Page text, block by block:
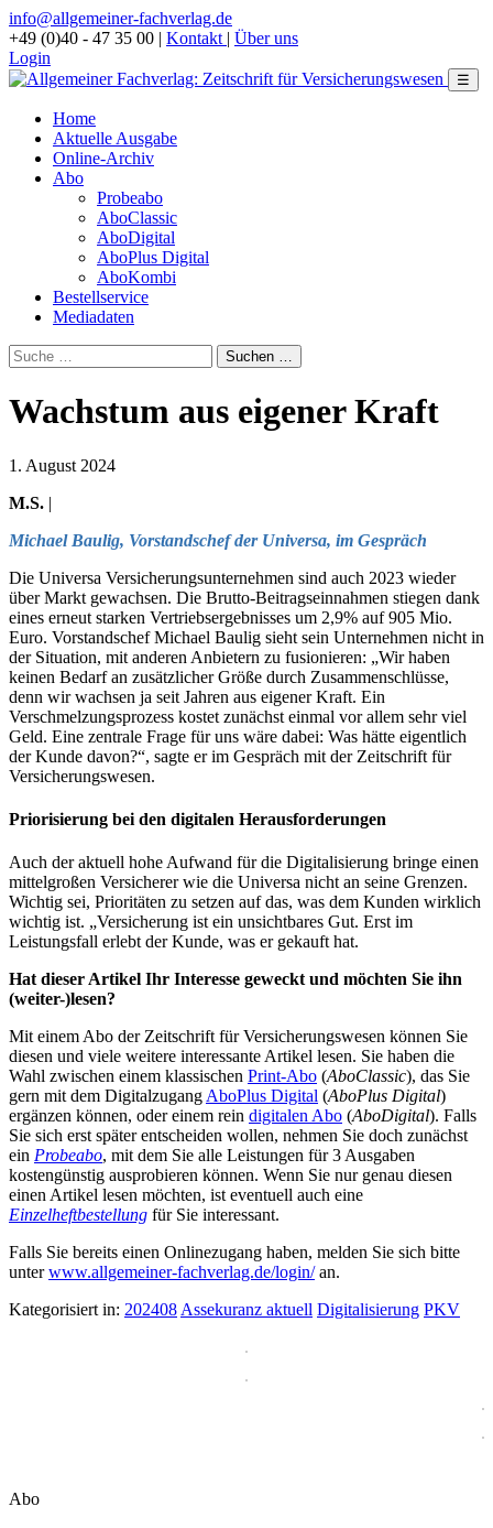
info@allgemeiner-fachverlag.de
+49 (0)40 - 47 35 00 | Kontakt | Über uns
Login
☰
Home
Aktuelle Ausgabe
Online-Archiv
Abo
Probeabo
AboClassic
AboDigital
AboPlus Digital
AboKombi
Bestellservice
Mediadaten
Wachstum aus eigener Kraft
1. August 2024
M.S. |
Michael Baulig, Vorstandschef der Universa, im Gespräch
Die Universa Versicherungsunternehmen sind auch 2023 wieder
über Markt gewachsen. Die Brutto-Beitragseinnahmen stiegen dank
eines erneut starken Vertriebsergebnisses um 2,9% auf 905 Mio.
Euro. Vorstandschef Michael Baulig sieht sein Unternehmen nicht in
der Situation, mit anderen Anbietern zu fusionieren: „Wir haben
keinen Bedarf an zusätzlicher Größe durch Zusammenschlüsse,
denn wir wachsen ja seit Jahren aus eigener Kraft. Ein
Verschmelzungsprozess kostet zunächst einmal vor allem sehr viel
Geld. Eine zentrale Frage für uns wäre dabei: Was hätte eigentlich
der Kunde davon?“, sagte er im Gespräch mit der Zeitschrift für
Versicherungswesen.
Priorisierung bei den digitalen Herausforderungen
Auch der aktuell hohe Aufwand für die Digitalisierung bringe einen
mittelgroßen Versicherer wie die Universa nicht an seine Grenzen.
Wichtig sei, Prioritäten zu setzen auf das, was dem Kunden wirklich
wichtig ist. „Versicherung ist ein unsichtbares Gut. Erst im
Leistungsfall erlebt der Kunde, was er gekauft hat.
Hat dieser Artikel Ihr Interesse geweckt und möchten Sie ihn
(weiter-)lesen?
Mit einem Abo der Zeitschrift für Versicherungswesen können Sie
diesen und viele weitere interessante Artikel lesen. Sie haben die
Wahl zwischen einem klassischen Print-Abo (AboClassic), das Sie
gern mit dem DigitalzugangAboPlus Digital (AboPlus Digital)
ergänzen können, oder einem rein digitalen Abo (AboDigital). Falls
Sie sich erst später entscheiden wollen, nehmen Sie doch zunächst
ein Probeabo, mit dem Sie alle Leistungen für 3 Ausgaben
kostengünstig ausprobieren können. Wenn Sie nur genau diesen
einen Artikel lesen möchten, ist eventuell auch eine
Einzelheftbestellung für Sie interessant.
Falls Sie bereits einen Onlinezugang haben, melden Sie sich bitte
unterwww.allgemeiner-fachverlag.de/login/an.
Kategorisiert in: 202408Assekuranz aktuell Digitalisierung PKV
Abo